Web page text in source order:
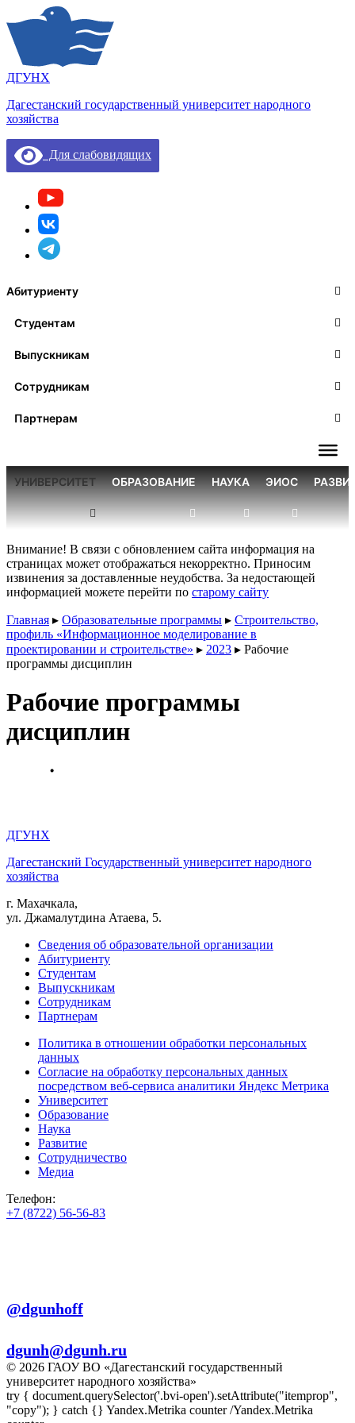
ДГУНХ
Дагестанский государственный университет народного
хозяйства
Для слабовидящих
Абитуриенту
Студентам
Выпускникам
Сотрудникам
Партнерам
УНИВЕРСИТЕТ ОБРАЗОВАНИЕ НАУКА ЭИОС
Внимание! В связи с обновлением сайта информация на
страницах может отображаться некорректно. Приносим
извинения за доставленные неудобства. За недостающей
информацией можете перейти по старому сайту
Главная ▸ Образовательные программы ▸ Строительство,
профиль «Информационное моделирование в
проектировании и строительстве» ▸ 2023 ▸ Рабочие
программы дисциплин
Рабочие программы
дисциплин
ДГУНХ
Дагестанский Государственный университет народного
хозяйства
г. Махачкала,
ул. Джамалутдина Атаева, 5.
Сведения об образовательной организации
Абитуриенту
Студентам
Выпускникам
Сотрудникам
Партнерам
Политика в отношении обработки персональных
данных
Согласие на обработку персональных данных
посредством веб-сервиса аналитики Яндекс Метрика
Университет
Образование
Наука
Развитие
Сотрудничество
Медиа
Телефон:
+7 (8722) 56-56-83
@dgunhoff
dgunh@dgunh.ru
© 2026 ГАОУ ВО «Дагестанский государственный
университет народного хозяйства»
try { document.querySelector('.bvi-open').setAttribute("itemprop",
"copy"); } catch {} Yandex.Metrika counter/Yandex.Metrika